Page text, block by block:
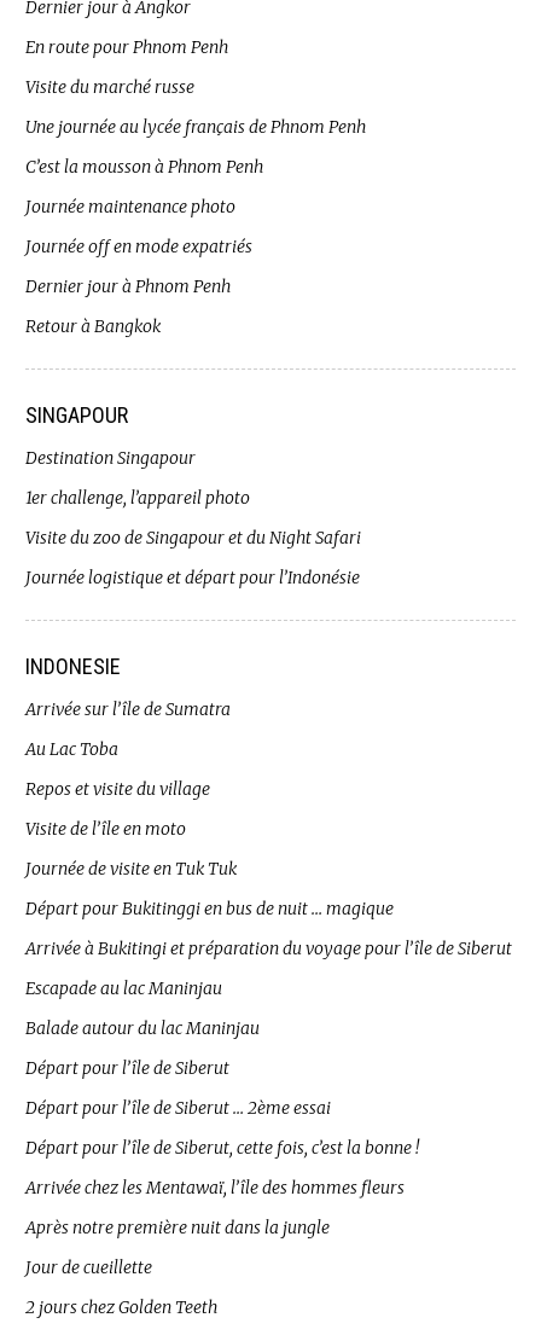
Dernier jour à Angkor
En route pour Phnom Penh
Visite du marché russe
Une journée au lycée français de Phnom Penh
C’est la mousson à Phnom Penh
Journée maintenance photo
Journée off en mode expatriés
Dernier jour à Phnom Penh
Retour à Bangkok
SINGAPOUR
Destination Singapour
1er challenge, l’appareil photo
Visite du zoo de Singapour et du Night Safari
Journée logistique et départ pour l’Indonésie
INDONESIE
Arrivée sur l’île de Sumatra
Au Lac Toba
Repos et visite du village
Visite de l’île en moto
Journée de visite en Tuk Tuk
Départ pour Bukitinggi en bus de nuit … magique
Arrivée à Bukitingi et préparation du voyage pour l’île de Siberut
Escapade au lac Maninjau
Balade autour du lac Maninjau
Départ pour l’île de Siberut
Départ pour l’île de Siberut … 2ème essai
Départ pour l’île de Siberut, cette fois, c’est la bonne !
Arrivée chez les Mentawaï, l’île des hommes fleurs
Après notre première nuit dans la jungle
Jour de cueillette
2 jours chez Golden Teeth